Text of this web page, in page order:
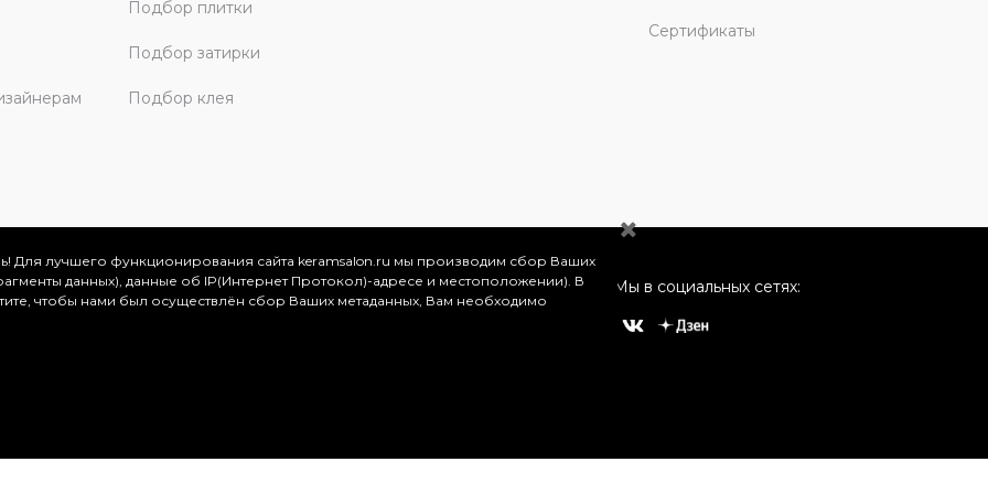
Подбор плитки
Подбор затирки
Подбор клея
Сертификаты
и Московской области, 2026
представлена на сайте в ознакомительных целях и ни
определяемой положениями Статьи 437 (2) Гражданского
Мы в социальных сетях:
Для лучшего функционирования сайта keramsalon.ru мы производим сбор Ваших
данных), данные об IP(Интернет Протокол)-адресе и местоположении). В
чтобы нами был осуществлён сбор Ваших метаданных, Вам необходимо